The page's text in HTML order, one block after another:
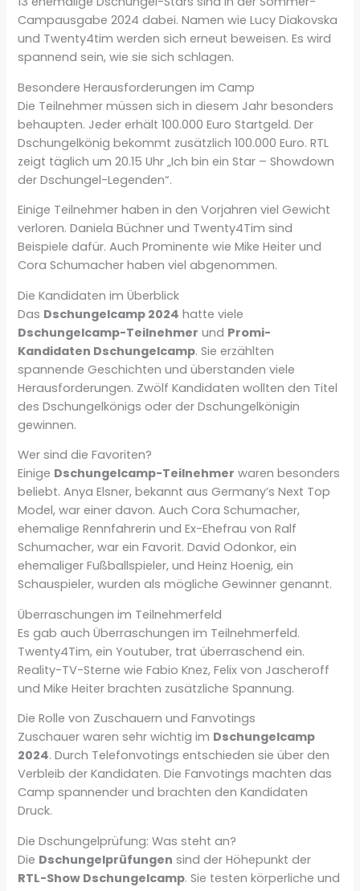
Campausgabe 2024 dabei. Namen wie Lucy Diakovska
und Twenty4tim werden sich erneut beweisen. Es wird
spannend sein, wie sie sich schlagen.
Besondere Herausforderungen im Camp
Die Teilnehmer müssen sich in diesem Jahr besonders
behaupten. Jeder erhält 100.000 Euro Startgeld. Der
Dschungelkönig bekommt zusätzlich 100.000 Euro. RTL
zeigt täglich um 20.15 Uhr „Ich bin ein Star – Showdown
der Dschungel-Legenden“.
Einige Teilnehmer haben in den Vorjahren viel Gewicht
verloren. Daniela Büchner und Twenty4Tim sind
Beispiele dafür. Auch Prominente wie Mike Heiter und
Cora Schumacher haben viel abgenommen.
Die Kandidaten im Überblick
Das Dschungelcamp 2024 hatte viele
Dschungelcamp-Teilnehmer und Promi-
Kandidaten Dschungelcamp. Sie erzählten
spannende Geschichten und überstanden viele
Herausforderungen. Zwölf Kandidaten wollten den Titel
des Dschungelkönigs oder der Dschungelkönigin
gewinnen.
Wer sind die Favoriten?
Einige Dschungelcamp-Teilnehmer waren besonders
beliebt. Anya Elsner, bekannt aus Germany’s Next Top
Model, war einer davon. Auch Cora Schumacher,
ehemalige Rennfahrerin und Ex-Ehefrau von Ralf
Schumacher, war ein Favorit. David Odonkor, ein
ehemaliger Fußballspieler, und Heinz Hoenig, ein
Schauspieler, wurden als mögliche Gewinner genannt.
Überraschungen im Teilnehmerfeld
Es gab auch Überraschungen im Teilnehmerfeld.
Twenty4Tim, ein Youtuber, trat überraschend ein.
Reality-TV-Sterne wie Fabio Knez, Felix von Jascheroff
und Mike Heiter brachten zusätzliche Spannung.
Die Rolle von Zuschauern und Fanvotings
Zuschauer waren sehr wichtig im Dschungelcamp
2024. Durch Telefonvotings entschieden sie über den
Verbleib der Kandidaten. Die Fanvotings machten das
Camp spannender und brachten den Kandidaten
Druck.
Die Dschungelprüfung: Was steht an?
Die Dschungelprüfungen sind der Höhepunkt der
RTL-Show Dschungelcamp. Sie testen körperliche und